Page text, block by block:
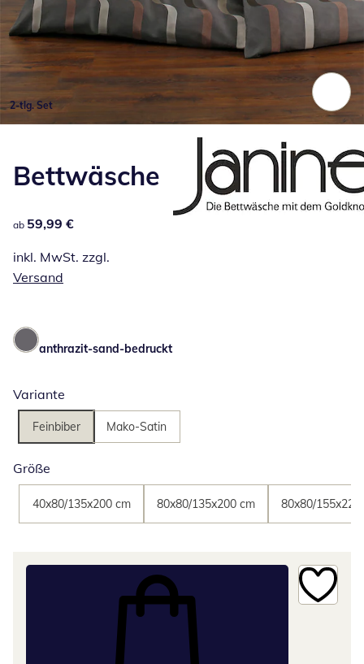
Zum Vergrößern auf das Bild klicken
2-tlg. Set
Bettwäsche
59,99 €
ab 59,99 €
inkl. MwSt. zzgl.
Versand
anthrazit-sand-bedruckt
Variante
Feinbiber Mako-Satin
Größe
40x80/135x200 cm 80x80/135x200 cm 80x80/155x220